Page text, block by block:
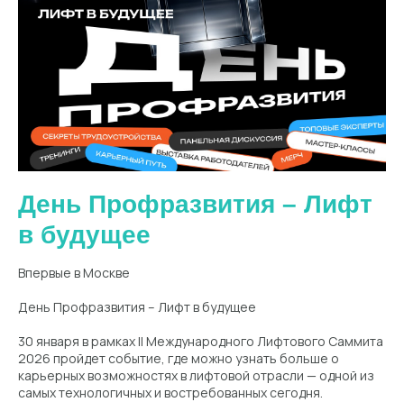
День Профразвития – Лифт
в будущее
Впервые в Москве
День Профразвития – Лифт в будущее
30 января в рамках II Международного Лифтового Саммита
2026 пройдет событие, где можно узнать больше о
карьерных возможностях в лифтовой отрасли — одной из
самых технологичных и востребованных сегодня.